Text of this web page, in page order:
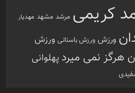
کریمی مرشد مشهد مهدیار
ورزش ورزش باستانی ورزش
هرگز نمی میرد پهلوانی